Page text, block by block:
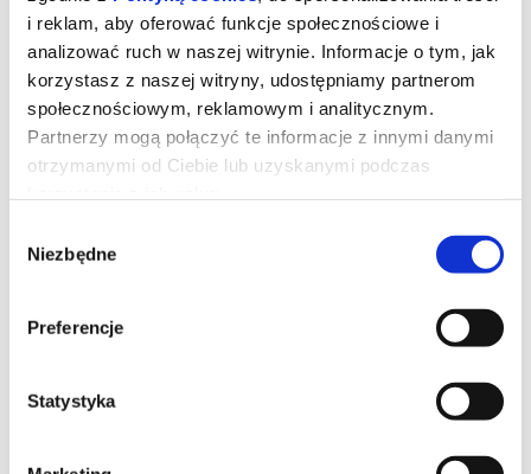
i reklam, aby oferować funkcje społecznościowe i
analizować ruch w naszej witrynie. Informacje o tym, jak
korzystasz z naszej witryny, udostępniamy partnerom
społecznościowym, reklamowym i analitycznym.
Partnerzy mogą połączyć te informacje z innymi danymi
otrzymanymi od Ciebie lub uzyskanymi podczas
zgody
Niezbędne
Preferencje
Statystyka
Hutniczy Konstruktor - Budujemy
*******
potwierdzony komunikatem wysyłanym na adres e-mail, podany